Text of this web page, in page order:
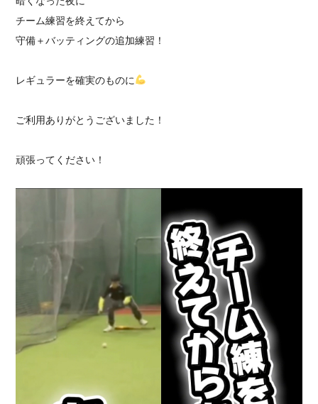
チーム練習を終えてから
守備＋バッティングの追加練習！
レギュラーを確実のものに
ご利用ありがとうございました！
頑張ってください！